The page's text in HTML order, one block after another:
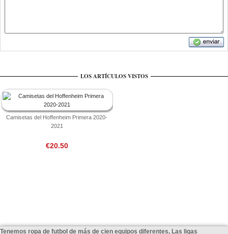
LOS ARTÍCULOS VISTOS
Camisetas del Hoffenheim Primera 2020-
2021
€20.50
Tenemos ropa de futbol de más de cien equipos diferentes, Las ligas